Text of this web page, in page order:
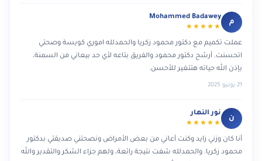
م
Mohammed Badawey
★★★★★
عملت تكميم مع دكتور محمود زكريا والحمدلله اموري كويسة وصحتي
اتحسنت. أرشح دكتور محمود والفريق بتاعه لأي حد بيعاني من السمنة،
بإذن الله حياته هتتغير للأحسن.
21 يونيو 2025
ن
نور النهار
★★★★★
أنا كان وزني زايد وكنت أعاني من بعض الأمراض ونصحتني صديقتي بدكتور
محمود زكريا. والحمدلله شفت نتيجة رائعة، ولهم جزاء الشكر والتقدير والله